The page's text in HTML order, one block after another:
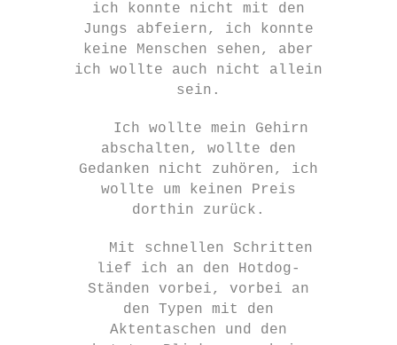
ich konnte nicht mit den
Jungs abfeiern, ich konnte
keine Menschen sehen, aber
ich wollte auch nicht allein
sein.
Ich wollte mein Gehirn
abschalten, wollte den
Gedanken nicht zuhören, ich
wollte um keinen Preis
dorthin zurück.
Mit schnellen Schritten
lief ich an den Hotdog-
Ständen vorbei, vorbei an
den Typen mit den
Aktentaschen und den